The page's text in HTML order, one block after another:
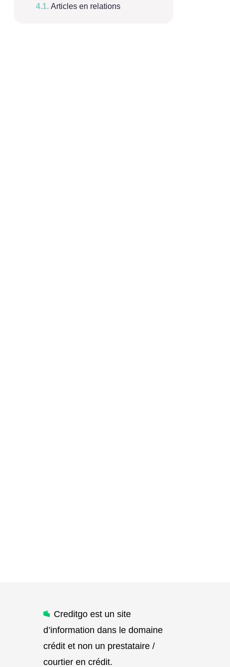
Articles en relations
Creditgo est un site
d’information dans le domaine
crédit et non un prestataire /
courtier en crédit.